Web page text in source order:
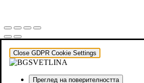
Close GDPR Cookie Settings
Преглед на поверителността